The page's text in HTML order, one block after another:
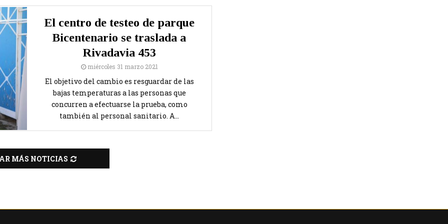
El centro de testeo de parque
Bicentenario se traslada a
Rivadavia 453
miércoles 31 marzo 2021
El objetivo del cambio es resguardar de las
bajas temperaturas a las personas que
concurren a efectuarse la prueba, como
también al personal sanitario. A...
MÁS NOTICIAS